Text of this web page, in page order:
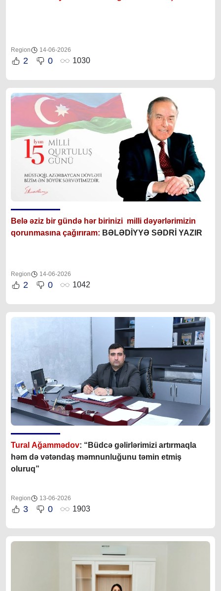
Region 14-06-2026
2 0 1030
Bel ə əziz bir gündə hər birinizi milli dəyərlərimizin
qorunmasına çağırıram: BƏLƏDİYYƏ SƏDRİ YAZIR
Region 14-06-2026
2 0 1042
Tural Ağammədov: “Büdcə gəlirlərimizi artırmaqla
həm də vətəndaş məmnunluğunu təmin etmiş
oluruq”
Region 13-06-2026
3 0 1903